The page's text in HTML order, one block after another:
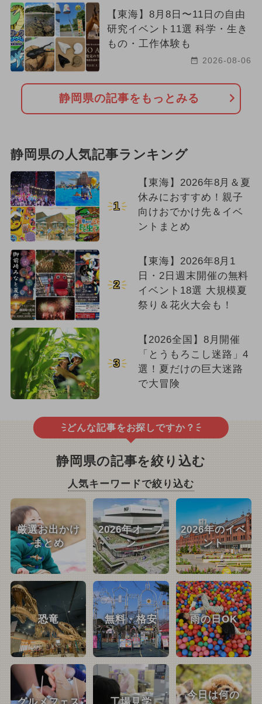
【東海】8月8日〜11日の自由
研究イベント11選 科学・生き
もの・工作体験も
2026-08-06
静岡県の記事をもっとみる
静岡県の人気記事ランキング
1
【東海】2026年8月＆夏
休みにおすすめ！親子
向けおでかけ先＆イベ
ントまとめ
2
【東海】2026年8月1
日・2日週末開催の無料
イベント18選 大規模夏
祭り＆花火大会も！
3
【2026全国】8月開催
「とうもろこし迷路」4
選！夏だけの巨大迷路
で大冒険
どんな記事をお探しですか？
静岡県の記事を絞り込む
人気キーワードで絞り込む
厳選お出かけ
まとめ
2026年オープ
ン
2026年のイベ
ント
恐竜 無料・格安 雨の日OK
今日は何の